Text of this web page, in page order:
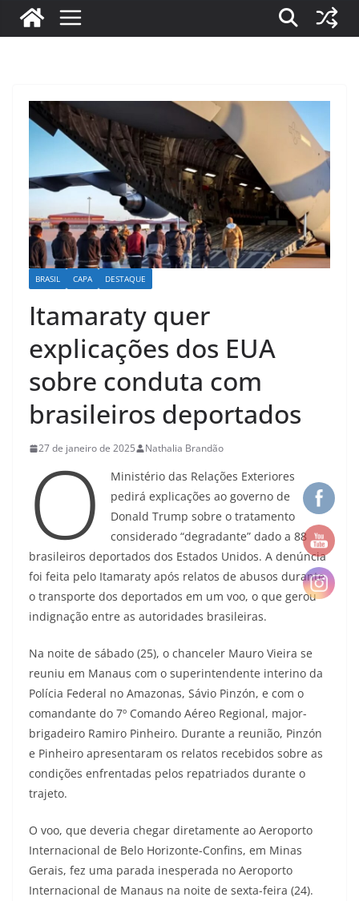
BRASIL CAPA DESTAQUE
Itamaraty quer
explicações dos EUA
sobre conduta com
brasileiros deportados
27 de janeiro de 2025 Nathalia Brandão
O
Ministério das Relações Exteriores
pedirá explicações ao governo de
Donald Trump sobre o tratamento
considerado “degradante” dado a 88
brasileiros deportados dos Estados Unidos. A denúncia
foi feita pelo Itamaraty após relatos de abusos durante
o transporte dos deportados em um voo, o que gerou
indignação entre as autoridades brasileiras.
Na noite de sábado (25), o chanceler Mauro Vieira se
reuniu em Manaus com o superintendente interino da
Polícia Federal no Amazonas, Sávio Pinzón, e com o
comandante do 7º Comando Aéreo Regional, major-
brigadeiro Ramiro Pinheiro. Durante a reunião, Pinzón
e Pinheiro apresentaram os relatos recebidos sobre as
condições enfrentadas pelos repatriados durante o
trajeto.
O voo, que deveria chegar diretamente ao Aeroporto
Internacional de Belo Horizonte-Confins, em Minas
Gerais, fez uma parada inesperada no Aeroporto
Internacional de Manaus na noite de sexta-feira (24).